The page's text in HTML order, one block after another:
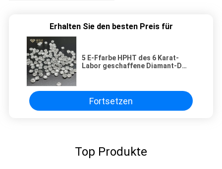
Erhalten Sie den besten Preis für
5 E-Ffarbe HPHT des 6 Karat-
Labor geschaffene Diamant-D
Fortsetzen
Top Produkte